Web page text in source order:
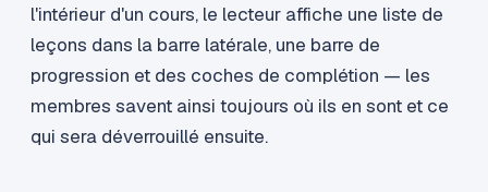
l'intérieur d'un cours, le lecteur affiche une liste de
leçons dans la barre latérale, une barre de
progression et des coches de complétion — les
membres savent ainsi toujours où ils en sont et ce
qui sera déverrouillé ensuite.